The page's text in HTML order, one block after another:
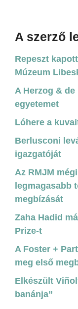
A szerző
Repeszt
Múzeum
A Herzog &
egyetemet
Lóhere a
Berlusconi
igazgatóját
Az RMJM
legmagasabb
megbízását
Zaha Hadid
Prize-t
A Foster +
meg első
Elkészült
banánja”